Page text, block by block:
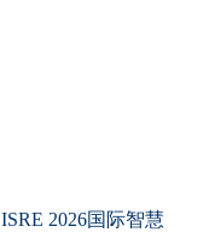
ISRE 2026国际智慧